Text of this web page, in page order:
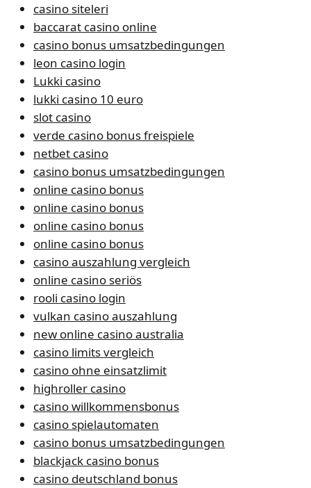
casino siteleri
baccarat casino online
casino bonus umsatzbedingungen
leon casino login
Lukki casino
lukki casino 10 euro
slot casino
verde casino bonus freispiele
netbet casino
casino bonus umsatzbedingungen
online casino bonus
online casino bonus
online casino bonus
online casino bonus
casino auszahlung vergleich
online casino seriös
rooli casino login
vulkan casino auszahlung
new online casino australia
casino limits vergleich
casino ohne einsatzlimit
highroller casino
casino willkommensbonus
casino spielautomaten
casino bonus umsatzbedingungen
blackjack casino bonus
casino deutschland bonus